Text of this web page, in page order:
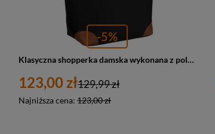
-5%
Klasyczna shopperka damska wykonana z poliestru w czarnym kolorze - Peterson
123,00 zł
Najniższa cena: 123,00 zł
129,99 zł